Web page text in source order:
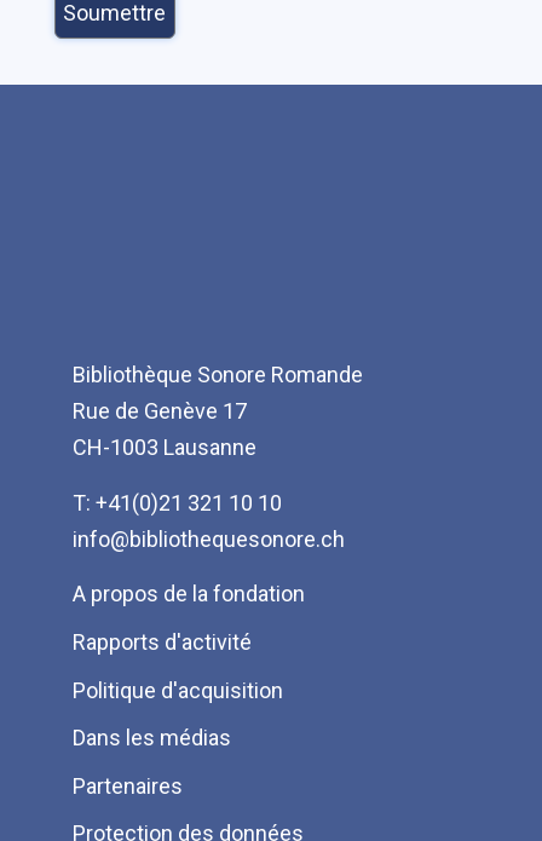
Bibliothèque Sonore Romande
Rue de Genève 17
CH-1003 Lausanne
T: +41(0)21 321 10 10
info@bibliothequesonore.ch
Menu
Pied
de
page
A propos de la fondation
Rapports d'activité
Politique d'acquisition
Dans les médias
Partenaires
Protection des données